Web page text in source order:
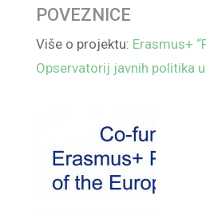
POVEZNICE
Više o projektu: Erasmus+
Opservatorij javnih politika